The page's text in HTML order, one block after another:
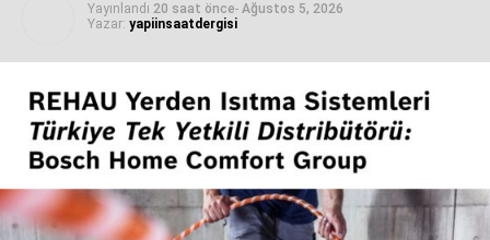
SONRAKI YAZI
SAINT-GOBAIN, 360. YILDÖNÜMÜNÜ “360 YILlık
GENÇ” KAMPANYASIYLA KUTLUYOR
KAÇIRMAYIN
Legrand Türkiye Grubu, Kadın Dostu Markalar
Yayınlandı 20 saat önce- Ağustos 5, 2026
Yazar: yapiinsaatdergisi